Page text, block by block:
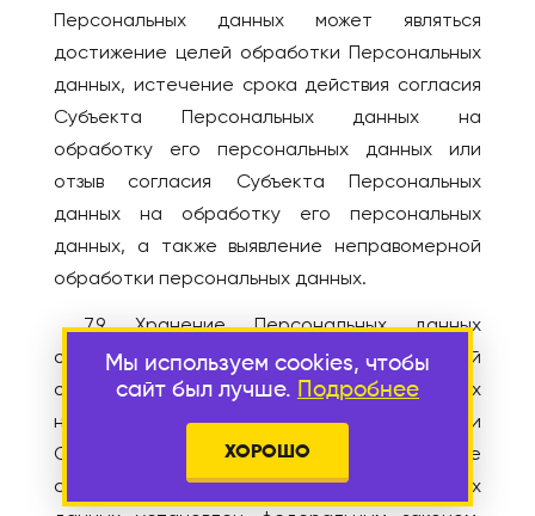
Персональных данных может являться
достижение целей обработки Персональных
данных, истечение срока действия согласия
Субъекта Персональных данных на
обработку его персональных данных или
отзыв согласия Субъекта Персональных
данных на обработку его персональных
данных, а также выявление неправомерной
обработки персональных данных.
7.9. Хранение Персональных данных
осуществляется в форме, позволяющей
определить Субъекта Персональных данных
не дольше, чем этого требуют цели
Обработки Персональных данных, кроме
случаев, когда срок хранения Персональных
Мы используем cookies, чтобы
сайт был лучше. Подробнее
ХОРОШО